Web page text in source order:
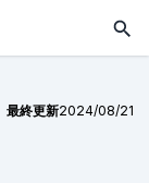
最終更新2024/08/21